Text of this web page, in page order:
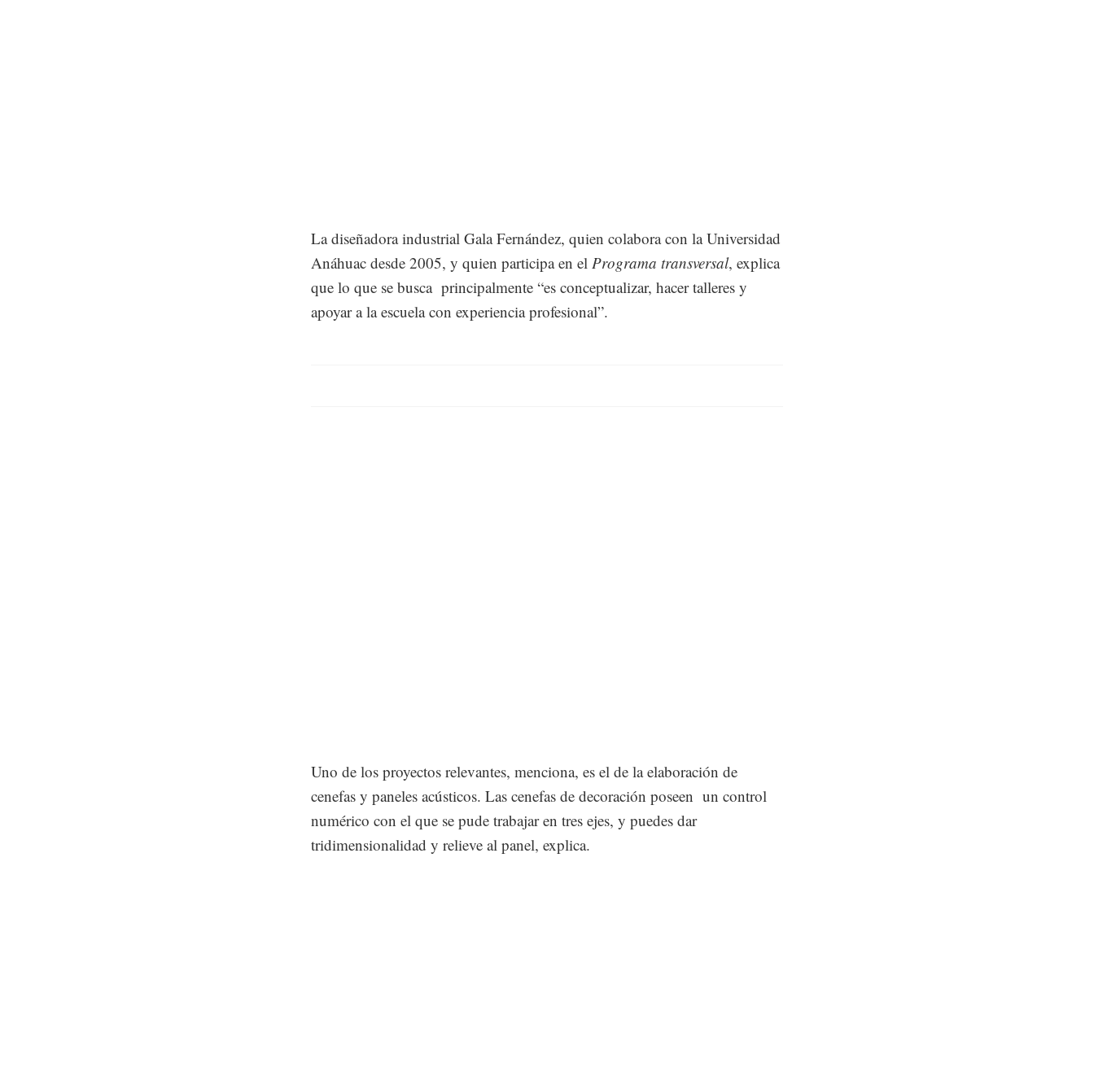
La diseñadora industrial Gala Fernández, quien colabora con la Universidad
Anáhuac desde 2005, y quien participa en el Programa transversal, explica
que lo que se busca principalmente “es conceptualizar, hacer talleres y
apoyar a la escuela con experiencia profesional”.
Uno de los proyectos relevantes, menciona, es el de la elaboración de
cenefas y paneles acústicos. Las cenefas de decoración poseen un control
numérico con el que se pude trabajar en tres ejes, y puedes dar
tridimensionalidad y relieve al panel, explica.